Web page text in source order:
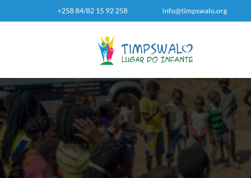
+258 84/82 15 92 258 info@timpswalo.org